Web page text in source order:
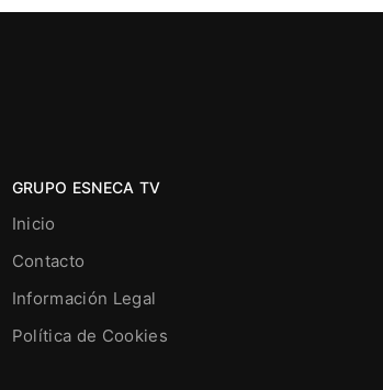
GRUPO ESNECA TV
Inicio
Contacto
Información Legal
Política de Cookies